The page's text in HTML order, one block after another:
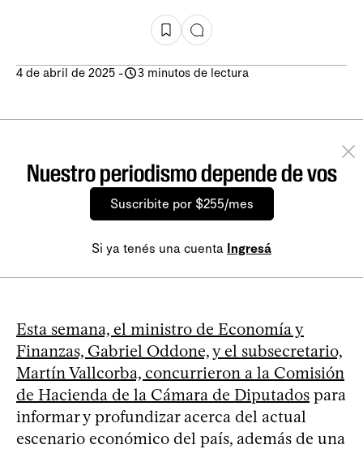
4 de abril de 2025 - 3 minutos de lectura
Nuestro periodismo depende de vos
Suscribite por $255/mes
Si ya tenés una cuenta Ingresá
Esta semana, el ministro de Economía y
Finanzas, Gabriel Oddone, y el subsecretario,
Martín Vallcorba, concurrieron a la Comisión
de Hacienda de la Cámara de Diputados para
informar y profundizar acerca del actual
escenario económico del país, además de una